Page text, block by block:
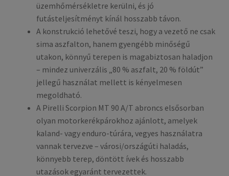
üzemhőmérsékletre kerülni, és jó
futásteljesítményt kínál hosszabb távon.
A konstrukció lehetővé teszi, hogy a vezető ne csak
sima aszfalton, hanem gyengébb minőségű
utakon, könnyű terepen is magabiztosan haladjon
– mindez univerzális „80 % aszfalt, 20 % földút”
jellegű használat mellett is kényelmesen
megoldható.
A Pirelli Scorpion MT 90 A/T abroncs elsősorban
olyan motorkerékpárokhoz ajánlott, amelyek
kaland- vagy enduro-túrára, vegyes használatra
vannak tervezve – városi/országúti haladás,
könnyebb terep, döntött ívek és hosszabb
utazások egyaránt tervezettek.